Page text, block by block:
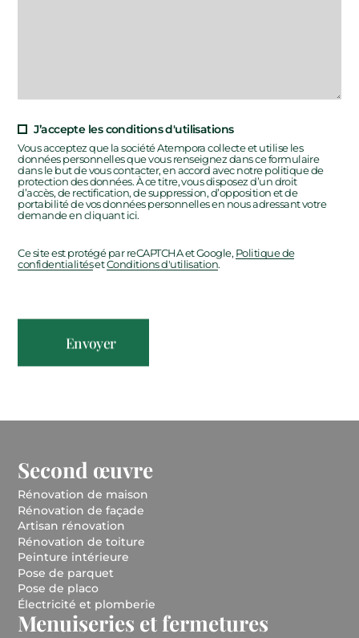
J’accepte les conditions d'utilisations
Vous acceptez que la société Atempora collecte et utilise les
données personnelles que vous renseignez dans ce formulaire
dans le but de vous contacter, en accord avec notre politique de
protection des données. À ce titre, vous disposez d’un droit
d’accès, de rectification, de suppression, d’opposition et de
portabilité de vos données personnelles en nous adressant votre
demande en cliquant ici.
Ce site est protégé par reCAPTCHA et Google, Politique de
confidentialités(nouvel onglet)
etConditions d'utilisation(nouvel onglet)
.
Second œuvre(nouvel onglet)
Rénovation de maison
Rénovation de façade
Artisan rénovation
Rénovation de toiture
Peinture intérieure
Pose de parquet
Pose de placo(nouvel onglet)
Électricité et plomberie
Menuiseries et fermetures